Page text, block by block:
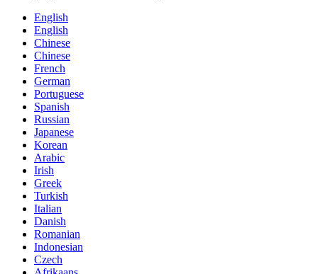
English
English
Chinese
Chinese
French
German
Portuguese
Spanish
Russian
Japanese
Korean
Arabic
Irish
Greek
Turkish
Italian
Danish
Romanian
Indonesian
Czech